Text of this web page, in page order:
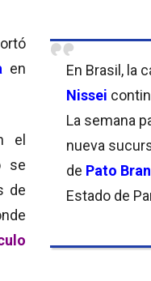
En Brasil, la
Nissei
La semana
nueva
de Pato
Estado de
en
el
se
de